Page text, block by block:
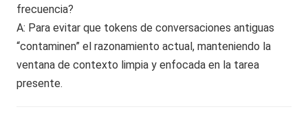
frecuencia?
A: Para evitar que tokens de conversaciones antiguas
“contaminen” el razonamiento actual, manteniendo la
ventana de contexto limpia y enfocada en la tarea
presente.